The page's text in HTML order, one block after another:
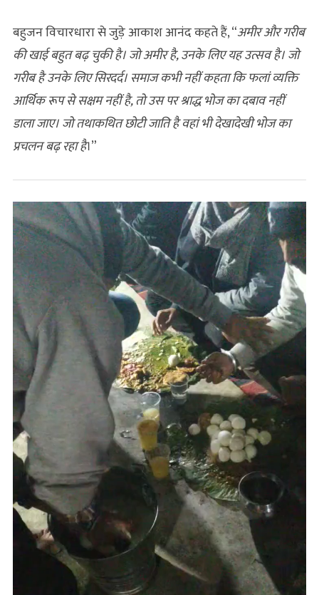
बहुजन विचारधारा से जुड़े आकाश आनंद कहते हैं, “अमीर और गरीब
की खाई बहुत बढ़ चुकी है। जो अमीर है, उनके लिए यह उत्सव है। जो
गरीब है उनके लिए सिरदर्द। समाज कभी नहीं कहता कि फलां व्यक्ति
आर्थिक रूप से सक्षम नहीं है, तो उस पर श्राद्ध भोज का दबाव नहीं
डाला जाए। जो तथाकथित छोटी जाति है वहां भी देखादेखी भोज का
प्रचलन बढ़ रहा है।”